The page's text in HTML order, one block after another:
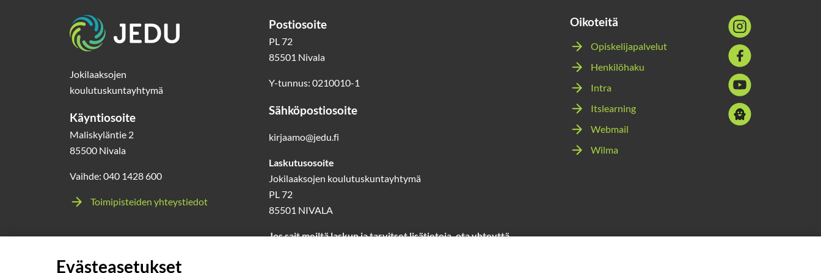
Etusivu
Jokilaaksojen
koulutuskuntayhtymä
Käyntiosoite
Maliskyläntie 2
85500 Nivala
Vaihde: 040 1428 600
Toimipisteiden yhteystiedot
Postiosoite
PL 72
85501 Nivala
Y-tunnus: 0210010-1
Sähköpostiosoite
kirjaamo@jedu.fi
Laskutusosoite
Jokilaaksojen koulutuskuntayhtymä
PL 72
85501 NIVALA
Jos sait meiltä laskun ja tarvitset lisätietoja, ota yhteyttä
Oikoteitä
Opiskelijapalvelut
Henkilöhaku
Intra
Itslearning
Webmail
Wilma
Sosiaalinen
media:
instagram
Sosiaalinen
media:
facebook
Sosiaalinen
media:
youtube
Sosiaalinen
media:
Evästeasetukset